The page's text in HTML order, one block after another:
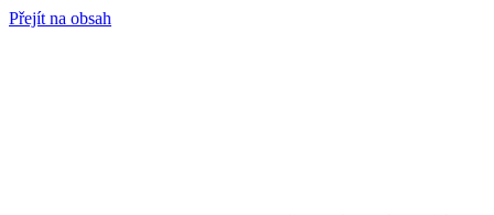
Přejít na obsah